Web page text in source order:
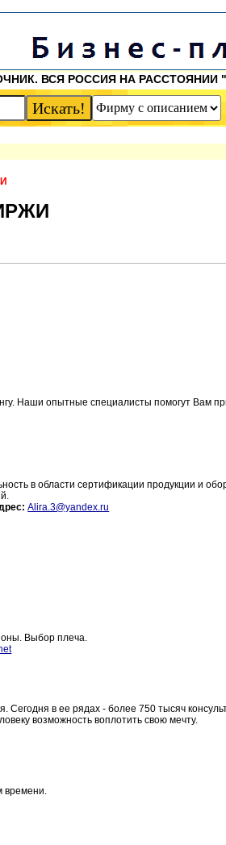
ВСЯ РОССИЯ НА РАССТОЯНИИ
Наши опытные специалисты помогут Вам
в области сертификации продукции и
Alira.3@yandex.ru
Выбор плеча.
в ее рядах - более 750 тысяч
возможность воплотить свою мечту.
времени.